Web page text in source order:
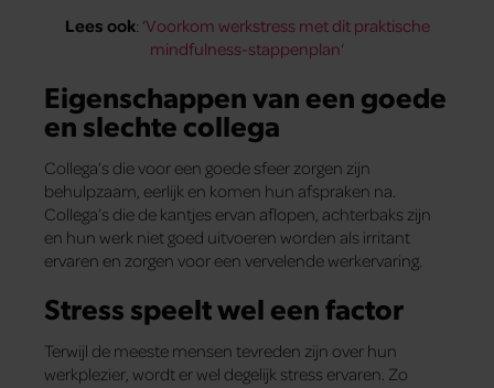
Lees ook: ‘Voorkom werkstress met dit praktische
mindfulness-stappenplan‘
Eigenschappen van een goede
en slechte collega
Collega’s die voor een goede sfeer zorgen zijn
behulpzaam, eerlijk en komen hun afspraken na.
Collega’s die de kantjes ervan aflopen, achterbaks zijn
en hun werk niet goed uitvoeren worden als irritant
ervaren en zorgen voor een vervelende werkervaring.
Stress speelt wel een factor
Terwijl de meeste mensen tevreden zijn over hun
werkplezier, wordt er wel degelijk stress ervaren. Zo